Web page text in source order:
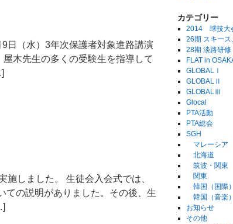
日（水）3年次保護者対象進路講演
木先生の多くの受験生を指導して
しました。 生徒会入会式では、
ての説明がありました。その後、生
カテゴリー
2014 球技大
26期 スキース
28期 淡路研修
FLAT in
GLOBALⅠ
GLOBALⅡ
GLOBALⅢ
Glocal
PTA活動
PTA総会
SGH
マレーシア
北海道
筑波・関東
関東
韓国（国際）
韓国（音楽）
お知らせ
その他